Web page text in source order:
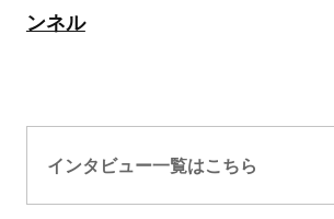
ンネル
インタビュー一覧はこちら